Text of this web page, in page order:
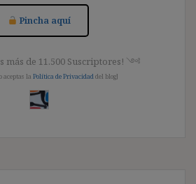
Pincha aquí
más de 11.500 Suscriptores! ༺
aceptas la Política de Privacidaddel blog]